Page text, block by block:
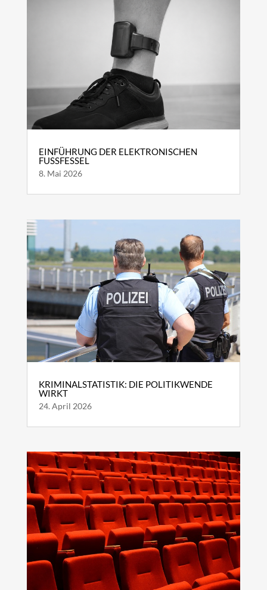
EINFÜHRUNG DER ELEKTRONISCHEN
FUSSFESSEL
8. Mai 2026
KRIMINALSTATISTIK: DIE POLITIKWENDE
WIRKT
24. April 2026